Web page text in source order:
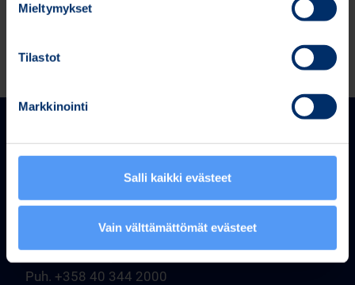
Mieltymykset
Tilastot
Markkinointi
Salli kaikki evästeet
Vain välttämättömät evästeet
Ritaharjuntie 1
Puh. +358 40 344 2000